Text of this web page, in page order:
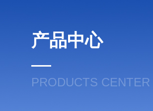
产品中心
PRODUCTS CENTER